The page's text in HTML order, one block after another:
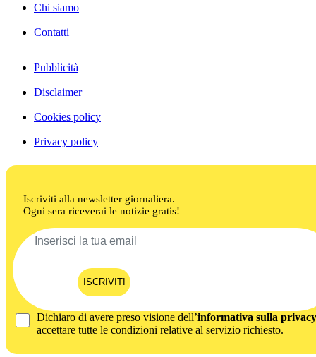
Chi siamo
Contatti
Pubblicità
Disclaimer
Cookies policy
Privacy policy
Iscriviti alla newsletter giornaliera.
Ogni sera riceverai le notizie gratis!
ISCRIVITI
Dichiaro di avere preso visione dell’informativa sulla privacy
accettare tutte le condizioni relative al servizio richiesto.